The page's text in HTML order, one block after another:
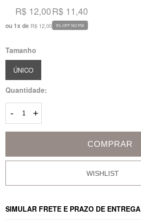
R$ 12,00
ou 1x de R$ 12,00
R$ 11,40
5% OFF NO PIX
Tamanho
ÚNICO
Quantidade:
- +
COMPRAR
SIMULAR FRETE E PRAZO DE ENTREGA